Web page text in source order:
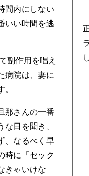
間内にしない
いい時間を逃
副作用を唱え
病院は、妻に
那さんの一番
日を聞き、
、なるべく早
時に「セック
きゃいけな